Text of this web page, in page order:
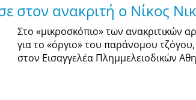
στον ανακριτή ο Νίκος
Στο «μικροσκόπιο» των ανακριτικών
για το «όργιο» του παράνομου
στον Εισαγγελέα Πλημμελειοδικών